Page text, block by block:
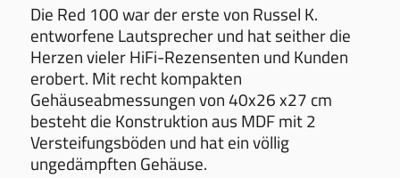
Die Red 100 war der erste von Russel K.
entworfene Lautsprecher und hat seither die
Herzen vieler HiFi-Rezensenten und Kunden
erobert. Mit recht kompakten
Gehäuseabmessungen von 40x26 x27 cm
besteht die Konstruktion aus MDF mit 2
Versteifungsböden und hat ein völlig
ungedämpften Gehäuse.